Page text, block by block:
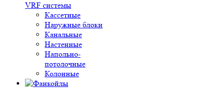
VRF системы
Кассетные
Наружные блоки
Канальные
Настенные
Напольно-
потолочные
Колонные